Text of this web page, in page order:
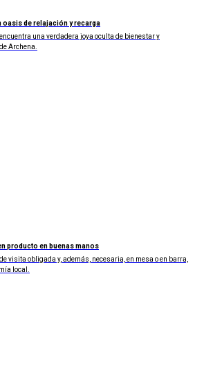
oasis de relajación y recarga
una verdadera joya oculta de bienestar y
Archena.
producto en buenas manos
visita obligada y, además, necesaria, en mesa o en barra,
local.